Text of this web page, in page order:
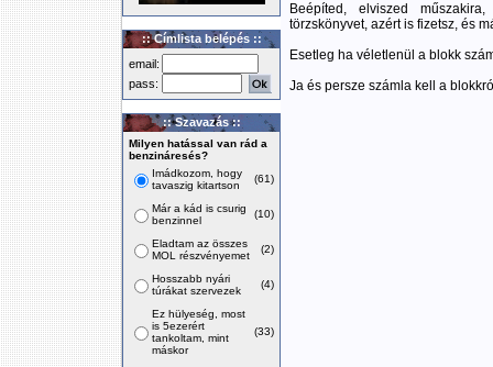
:: Címlista belépés ::
email:
pass:
:: Szavazás ::
Milyen hatással van rád a
benzináresés?
Imádkozom, hogy
tavaszig kitartson
(61)
Már a kád is csurig
benzinnel
(10)
Eladtam az összes
MOL részvényemet
(2)
Hosszabb nyári
túrákat szervezek
(4)
Ez hülyeség, most
is 5ezerért
tankoltam, mint
máskor
(33)
Beépíted, elviszed
törzskönyvet, azért is fizetsz, és
Esetleg ha véletlenül a blokk
Ja és persze számla kell a